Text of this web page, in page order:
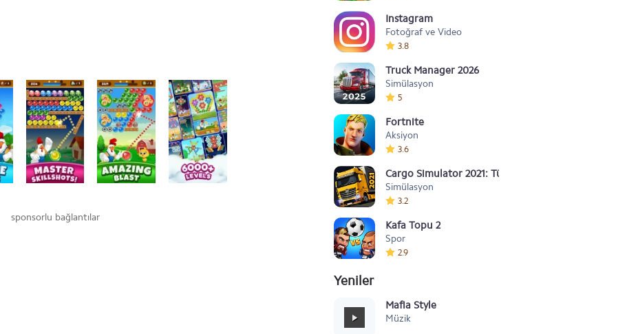
sponsorlu bağlantılar
Instagram
Fotoğraf ve Video
3.8
Truck Manager 2026
Simülasyon
5
Fortnite
Aksiyon
3.6
Cargo Simulator 2021: Türkiye
Simülasyon
3.2
Kafa Topu 2
Spor
2.9
Yeniler
Mafia Style
Müzik